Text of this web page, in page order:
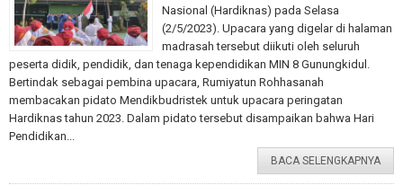
Nasional (Hardiknas) pada Selasa
(2/5/2023). Upacara yang digelar di halaman
madrasah tersebut diikuti oleh seluruh
peserta didik, pendidik, dan tenaga kependidikan MIN 8 Gunungkidul.
Bertindak sebagai pembina upacara, Rumiyatun Rohhasanah
membacakan pidato Mendikbudristek untuk upacara peringatan
Hardiknas tahun 2023. Dalam pidato tersebut disampaikan bahwa Hari
Pendidikan...
BACA SELENGKAPNYA